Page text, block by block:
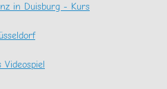
in Duisburg - Kurs